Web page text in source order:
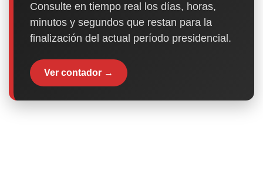
Consulte en tiempo real los días, horas,
minutos y segundos que restan para la
finalización del actual período presidencial.
Ver contador →